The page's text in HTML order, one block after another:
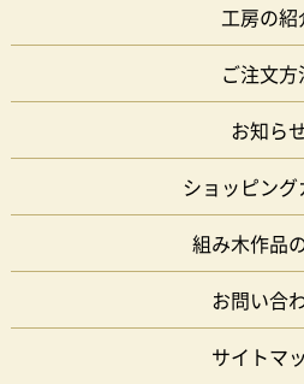
工房の紹
ご注文方
お知ら
ショッピング
組み木作品
お問い合
サイトマ